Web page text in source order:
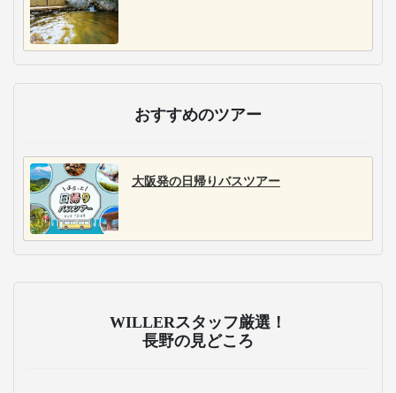
おすすめのツアー
大阪発の日帰りバスツアー
WILLERスタッフ厳選！
長野の見どころ